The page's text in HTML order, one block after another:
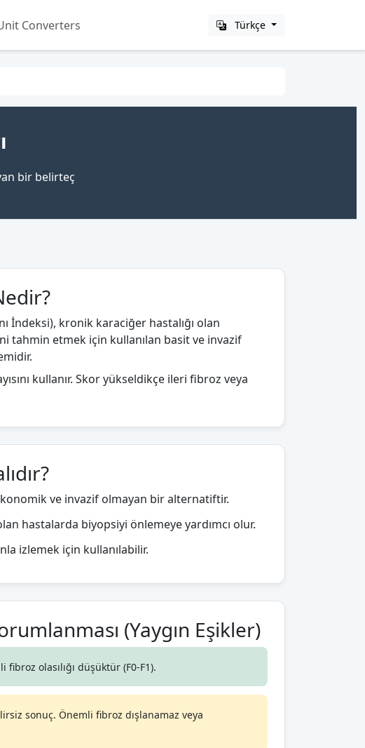
Türkçe
Converters
bir belirteç
İndeksi), kronik karaciğer hastalığı olan
tahmin etmek için kullanılan basit ve invazif
kullanır. Skor yükseldikçe ileri fibroz veya
ve invazif olmayan bir alternatiftir.
hastalarda biyopsiyi önlemeye yardımcı olur.
izlemek için kullanılabilir.
(Yaygın Eşikler)
fibroz olasılığı düşüktür (F0-F1).
sonuç. Önemli fibroz dışlanamaz veya